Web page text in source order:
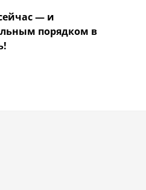
— и
порядком в